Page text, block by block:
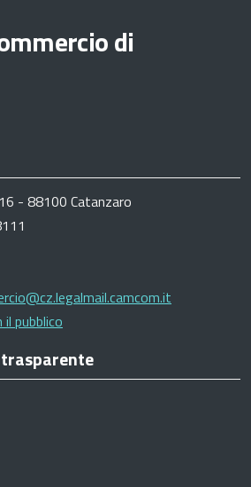
di
- 88100 Catanzaro
pubblico